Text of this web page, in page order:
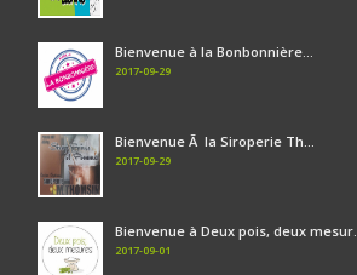
Bienvenue à la Bonbonnière...
2017-09-29
Bienvenue Ã la Siroperie Th...
2017-09-29
Bienvenue à Deux pois, deux mesur...
2017-09-01